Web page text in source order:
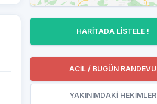
HARİTADA LİSTELE !
ACİL / BUGÜN RANDEVU
YAKINIMDAKİ HEKİMLER